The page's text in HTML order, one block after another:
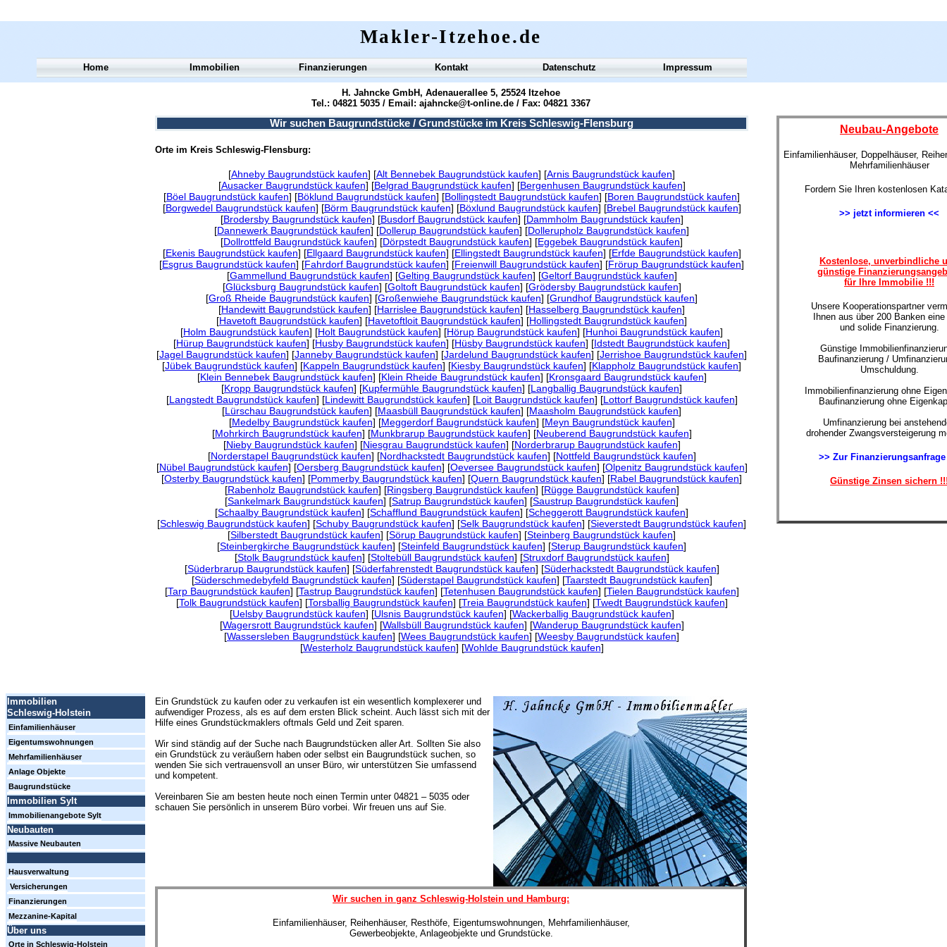
Wir suchen Baugrundstücke / Grundstücke im Kreis Schleswig-Flensburg
Orte im Kreis Schleswig-Flensburg:
[Ahneby Baugrundstück kaufen] [Alt Bennebek Baugrundstück kaufen] [Arnis Baugrundstück kaufen]
[Ausacker Baugrundstück kaufen] [Belgrad Baugrundstück kaufen] [Bergenhusen Baugrundstück kaufen]
[Böel Baugrundstück kaufen] [Böklund Baugrundstück kaufen] [Bollingstedt Baugrundstück kaufen] [Boren Baugrundstück kaufen]
[Borgwedel Baugrundstück kaufen] [Börm Baugrundstück kaufen] [Böxlund Baugrundstück kaufen] [Brebel Baugrundstück kaufen]
[Brodersby Baugrundstück kaufen] [Busdorf Baugrundstück kaufen] [Dammholm Baugrundstück kaufen]
[Dannewerk Baugrundstück kaufen] [Dollerup Baugrundstück kaufen] [Dollerupholz Baugrundstück kaufen]
[Dollrottfeld Baugrundstück kaufen] [Dörpstedt Baugrundstück kaufen] [Eggebek Baugrundstück kaufen]
[Ekenis Baugrundstück kaufen] [Ellgaard Baugrundstück kaufen] [Ellingstedt Baugrundstück kaufen] [Erfde Baugrundstück kaufen]
[Esgrus Baugrundstück kaufen] [Fahrdorf Baugrundstück kaufen] [Freienwill Baugrundstück kaufen] [Frörup Baugrundstück kaufen]
[Gammellund Baugrundstück kaufen] [Gelting Baugrundstück kaufen] [Geltorf Baugrundstück kaufen]
[Glücksburg Baugrundstück kaufen] [Goltoft Baugrundstück kaufen] [Grödersby Baugrundstück kaufen]
[Groß Rheide Baugrundstück kaufen] [Großenwiehe Baugrundstück kaufen] [Grundhof Baugrundstück kaufen]
[Handewitt Baugrundstück kaufen] [Harrislee Baugrundstück kaufen] [Hasselberg Baugrundstück kaufen]
[Havetoft Baugrundstück kaufen] [Havetoftloit Baugrundstück kaufen] [Hollingstedt Baugrundstück kaufen]
[Holm Baugrundstück kaufen] [Holt Baugrundstück kaufen] [Hörup Baugrundstück kaufen] [Hunhoi Baugrundstück kaufen]
[Hürup Baugrundstück kaufen] [Husby Baugrundstück kaufen] [Hüsby Baugrundstück kaufen] [Idstedt Baugrundstück kaufen]
[Jagel Baugrundstück kaufen] [Janneby Baugrundstück kaufen] [Jardelund Baugrundstück kaufen] [Jerrishoe Baugrundstück kaufen]
[Jübek Baugrundstück kaufen] [Kappeln Baugrundstück kaufen] [Kiesby Baugrundstück kaufen] [Klappholz Baugrundstück kaufen]
[Klein Bennebek Baugrundstück kaufen] [Klein Rheide Baugrundstück kaufen] [Kronsgaard Baugrundstück kaufen]
[Kropp Baugrundstück kaufen] [Kupfermühle Baugrundstück kaufen] [Langballig Baugrundstück kaufen]
[Langstedt Baugrundstück kaufen] [Lindewitt Baugrundstück kaufen] [Loit Baugrundstück kaufen] [Lottorf Baugrundstück kaufen]
[Lürschau Baugrundstück kaufen] [Maasbüll Baugrundstück kaufen] [Maasholm Baugrundstück kaufen]
[Medelby Baugrundstück kaufen] [Meggerdorf Baugrundstück kaufen] [Meyn Baugrundstück kaufen]
[Mohrkirch Baugrundstück kaufen] [Munkbrarup Baugrundstück kaufen] [Neuberend Baugrundstück kaufen]
[Nieby Baugrundstück kaufen] [Niesgrau Baugrundstück kaufen] [Norderbrarup Baugrundstück kaufen]
[Norderstapel Baugrundstück kaufen] [Nordhackstedt Baugrundstück kaufen] [Nottfeld Baugrundstück kaufen]
[Nübel Baugrundstück kaufen] [Oersberg Baugrundstück kaufen] [Oeversee Baugrundstück kaufen] [Olpenitz Baugrundstück kaufen]
[Osterby Baugrundstück kaufen] [Pommerby Baugrundstück kaufen] [Quern Baugrundstück kaufen] [Rabel Baugrundstück kaufen]
[Rabenholz Baugrundstück kaufen] [Ringsberg Baugrundstück kaufen] [Rügge Baugrundstück kaufen]
[Sankelmark Baugrundstück kaufen] [Satrup Baugrundstück kaufen] [Saustrup Baugrundstück kaufen]
[Schaalby Baugrundstück kaufen] [Schafflund Baugrundstück kaufen] [Scheggerott Baugrundstück kaufen]
[Schleswig Baugrundstück kaufen] [Schuby Baugrundstück kaufen] [Selk Baugrundstück kaufen] [Sieverstedt Baugrundstück kaufen]
[Silberstedt Baugrundstück kaufen] [Sörup Baugrundstück kaufen] [Steinberg Baugrundstück kaufen]
[Steinbergkirche Baugrundstück kaufen] [Steinfeld Baugrundstück kaufen] [Sterup Baugrundstück kaufen]
[Stolk Baugrundstück kaufen] [Stoltebüll Baugrundstück kaufen] [Struxdorf Baugrundstück kaufen]
[Süderbrarup Baugrundstück kaufen] [Süderfahrenstedt Baugrundstück kaufen] [Süderhackstedt Baugrundstück kaufen]
[Süderschmedebyfeld Baugrundstück kaufen] [Süderstapel Baugrundstück kaufen] [Taarstedt Baugrundstück kaufen]
[Tarp Baugrundstück kaufen] [Tastrup Baugrundstück kaufen] [Tetenhusen Baugrundstück kaufen] [Tielen Baugrundstück kaufen]
[Tolk Baugrundstück kaufen] [Torsballig Baugrundstück kaufen] [Treia Baugrundstück kaufen] [Twedt Baugrundstück kaufen]
[Uelsby Baugrundstück kaufen] [Ulsnis Baugrundstück kaufen] [Wackerballig Baugrundstück kaufen]
[Wagersrott Baugrundstück kaufen] [Wallsbüll Baugrundstück kaufen] [Wanderup Baugrundstück kaufen]
[Wassersleben Baugrundstück kaufen] [Wees Baugrundstück kaufen] [Weesby Baugrundstück kaufen]
[Westerholz Baugrundstück kaufen] [Wohlde Baugrundstück kaufen]
Makler-Itzehoe.de
H. Jahncke GmbH, Adenauerallee 5, 25524 Itzehoe
Tel.: 04821 5035 / Email: ajahncke@t-online.de / Fax: 04821 3367
Ein Grundstück zu kaufen oder zu verkaufen ist ein wesentlich komplexerer und
aufwendiger Prozess, als es auf dem ersten Blick scheint. Auch lässt sich mit der
Hilfe eines Grundstückmaklers oftmals Geld und Zeit sparen.
Wir sind ständig auf der Suche nach Baugrundstücken aller Art. Sollten Sie also
ein Grundstück zu veräußern haben oder selbst ein Baugrundstück suchen, so
wenden Sie sich vertrauensvoll an unser Büro, wir unterstützen Sie umfassend
und kompetent.
Vereinbaren Sie am besten heute noch einen Termin unter 04821 – 5035 oder
schauen Sie persönlich in unserem Büro vorbei. Wir freuen uns auf Sie.
Wir suchen in ganz Schleswig-Holstein und Hamburg:
Einfamilienhäuser, Reihenhäuser, Resthöfe, Eigentumswohnungen, Mehrfamilienhäuser,
Gewerbeobjekte, Anlageobjekte und Grundstücke.
Home Immobilien Finanzierungen Kontakt Datenschutz Impressum
Immobilien
Schleswig-Holstein
Einfamilienhäuser
Eigentumswohnungen
Mehrfamilienhäuser
Anlage Objekte
Baugrundstücke
Immobilien Sylt
Immobilienangebote Sylt
Neubauten
Massive Neubauten
Hausverwaltung
Versicherungen
Finanzierungen
Mezzanine-Kapital
Über uns
Orte in Schleswig-Holstein
Neubau-Angebote
Einfamilienhäuser, Doppelhäuser,
Mehrfamilienhäuser
Fordern Sie Ihren kostenlosen
>> jetzt informieren <<
Kostenlose, unverbindliche
günstige
für Ihre Immobilie !!!
Unsere Kooperationspartner
Ihnen aus über 200 Banken
und solide Finanzierung.
Günstige
Baufinanzierung /
Umschuldung.
Immobilienfinanzierung ohne
Baufinanzierung ohne
Umfinanzierung bei
drohender Zwangsversteigerung
>> Zur
Günstige Zinsen sichern